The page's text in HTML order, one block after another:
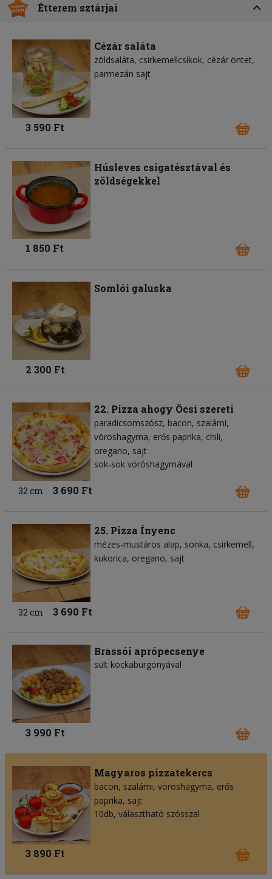
Étterem sztárjai
Cézár saláta
zöldsaláta csirkemellcsíkok cézár öntet
parmezán sajt
3 590 Ft
Húsleves csigatésztával és
zöldségekkel
1 850 Ft
Somlói galuska
2 300 Ft
22. Pizza ahogy Öcsi szereti
paradicsomszósz bacon szalámi
vöröshagyma erős paprika chili
oregano sajt
sok-sok vöröshagymával
32 cm 3 690 Ft
25. Pizza Ínyenc
mézes-mustáros alap sonka csirkemell
kukorica oregano sajt
32 cm 3 690 Ft
Brassói aprópecsenye
sült kockaburgonyával
3 990 Ft
Magyaros pizzatekercs
bacon szalámi vöröshagyma erős
paprika sajt
10db, választható szósszal
3 890 Ft